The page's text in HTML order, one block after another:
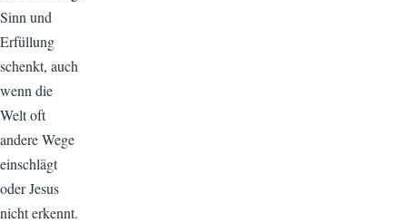
Sinn und
Erfüllung
schenkt, auch
wenn die
Welt oft
andere Wege
einschlägt
oder Jesus
nicht erkennt.